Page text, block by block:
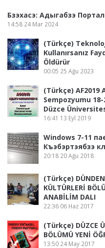
Бзэхасэ: Адыгабзэ
14:58 24 Mar 2024
(Türkçe)
Kullanırsanız
Öldürür
00:05 25 Ağu 2023
(Türkçe) AF2019
Sempozyumu
Düzce
16:41 13 Eyl 2019
Windows 7-11
Къэбэртэябзэ
20:18 20 Ağu 2018
(Türkçe) DÜNDEN
KÜLTÜRLERİ
ANABİLİM DALI
22:36 06 Haz 2017
(Türkçe) DÜZCE
BÖLÜMÜ YENİ
13:50 24 May 2017